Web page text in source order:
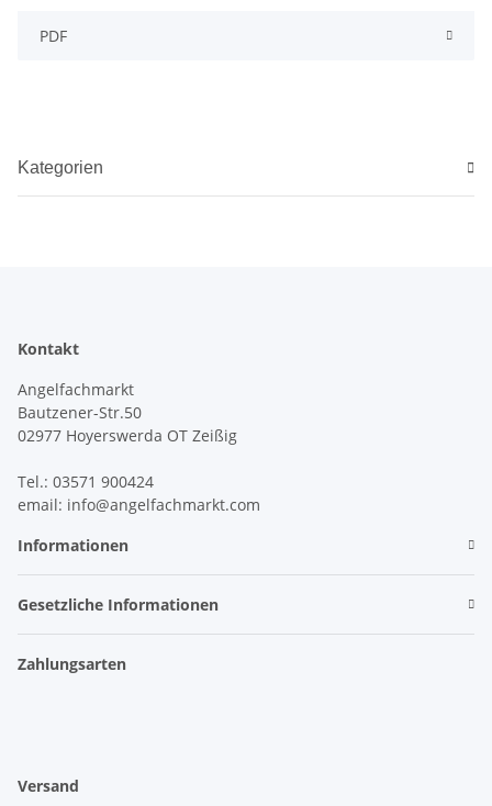
PDF
Kategorien
Kontakt
Angelfachmarkt
Bautzener-Str.50
02977 Hoyerswerda OT Zeißig
Tel.: 03571 900424
email: info@angelfachmarkt.com
Informationen
Gesetzliche Informationen
Zahlungsarten
Versand